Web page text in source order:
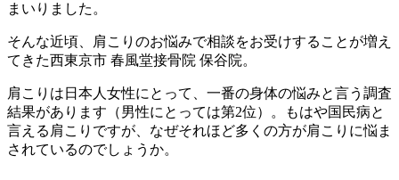
まいりました。
そんな近頃、肩こりのお悩みで相談をお受けすることが増え
てきた西東京市 春風堂接骨院 保谷院。
肩こりは日本人女性にとって、一番の身体の悩みと言う調査
結果があります（男性にとっては第2位）。もはや国民病と
言える肩こりですが、なぜそれほど多くの方が肩こりに悩ま
されているのでしょうか。